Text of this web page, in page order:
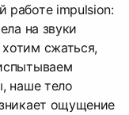
работе impulsion:
на звуки
сжаться,
наше тело
ощущение